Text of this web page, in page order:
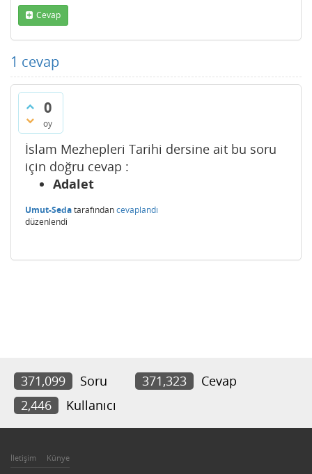
Cevap
1 cevap
0
oy
İslam Mezhepleri Tarihi dersine ait bu soru
için doğru cevap :
Adalet
Umut-Sedatarafındancevaplandı
düzenlendi
371,099 Soru 371,323
Cevap
2,446
Kullanıcı
İletişim Künye